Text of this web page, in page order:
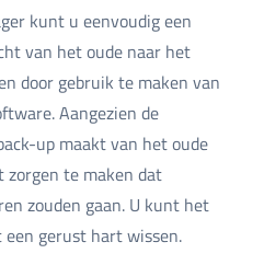
kunt u eenvoudig een
van het oude naar het
door gebruik te maken van
Aangezien de
up maakt van het oude
zorgen te maken dat
zouden gaan. U kunt het
een gerust hart wissen.